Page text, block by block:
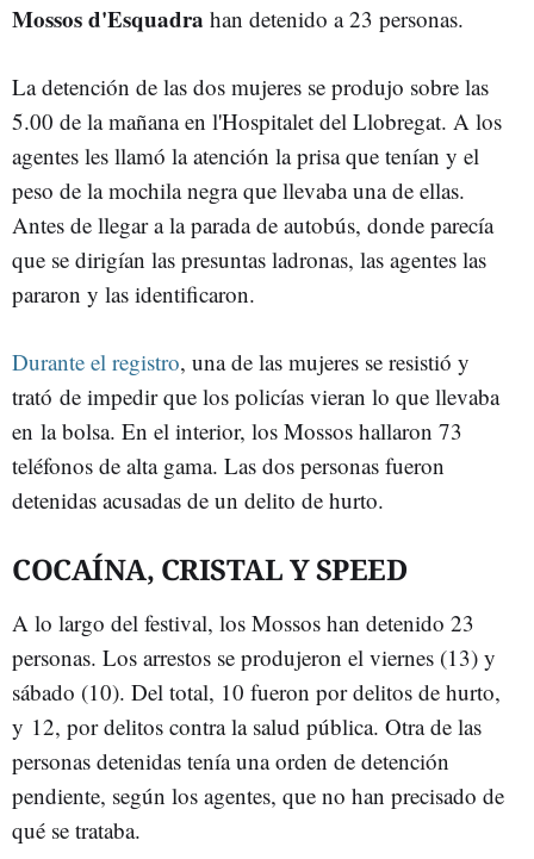
Mossos d'Esquadra han detenido a 23 personas.
La detención de las dos mujeres se produjo sobre las
5.00 de la mañana en l'Hospitalet del Llobregat. A los
agentes les llamó la atención la prisa que tenían y el
peso de la mochila negra que llevaba una de ellas.
Antes de llegar a la parada de autobús, donde parecía
que se dirigían las presuntas ladronas, las agentes las
pararon y las identificaron.
Durante el registro, una de las mujeres se resistió y
trató de impedir que los policías vieran lo que llevaba
en la bolsa. En el interior, los Mossos hallaron 73
teléfonos de alta gama. Las dos personas fueron
detenidas acusadas de un delito de hurto.
COCAÍNA, CRISTAL Y SPEED
A lo largo del festival, los Mossos han detenido 23
personas. Los arrestos se produjeron el viernes (13) y
sábado (10). Del total, 10 fueron por delitos de hurto,
y 12, por delitos contra la salud pública. Otra de las
personas detenidas tenía una orden de detención
pendiente, según los agentes, que no han precisado de
qué se trataba.